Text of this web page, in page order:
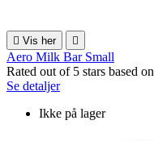
 Vis her 
Aero Milk Bar Small
Rated out of 5 stars based on
Se detaljer
Ikke på lager